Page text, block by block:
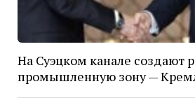
На Суэцком канале создают
промышленную зону —